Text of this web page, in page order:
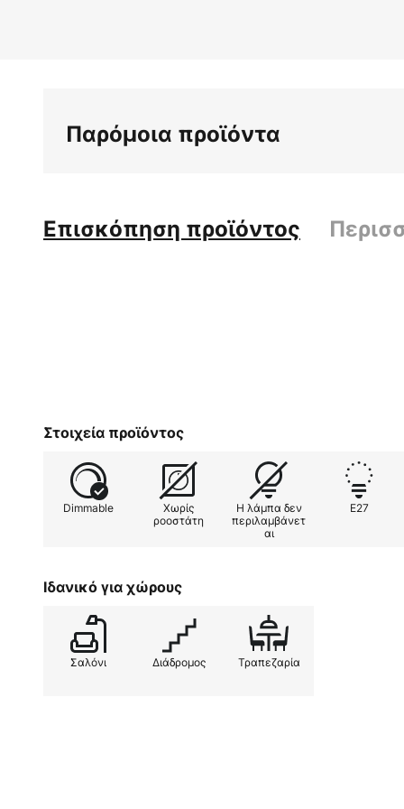
Παρόμοια προϊόντα
Επισκόπηση προϊόντος
Στοιχεία προϊόντος
Dimmable
Χωρίς
ροοστάτη
Η λάμπα δεν
περιλαμβάνετ
αι
E27
Ιδανικό για χώρους
Σαλόνι Διάδρομος Τραπεζαρία